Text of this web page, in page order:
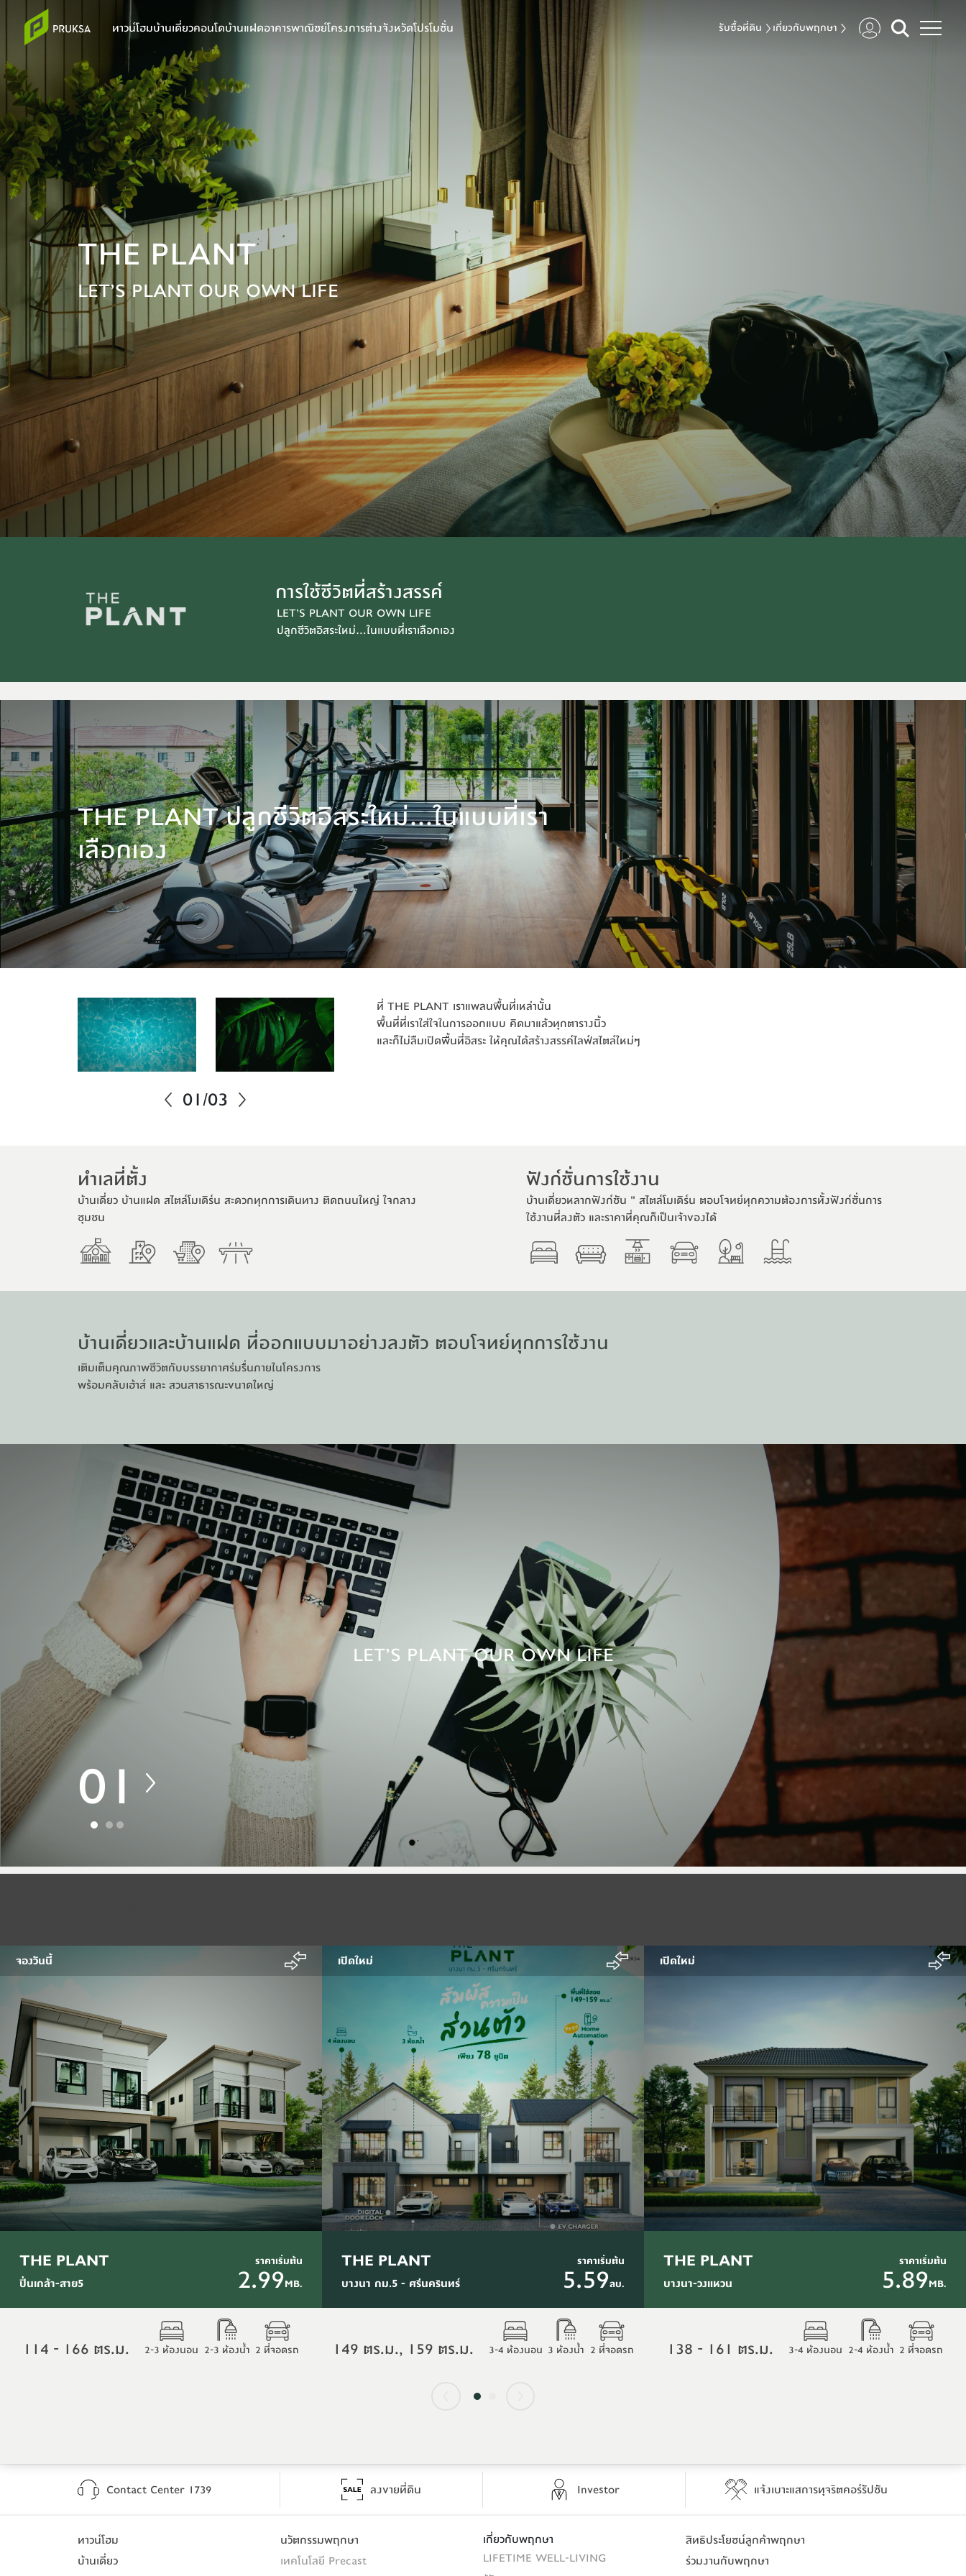
ทาวน์โฮมบ้านเดี่ยวคอนโดบ้านแฝดอาคารพาณิชย์โครงการต่างจังหวัดโปรโมชั่น รับซื้อที่ดิน เกี่ยวกับพฤกษา
THE PLANT
LET’S PLANT OUR OWN LIFE
การใช้ชีวิตที่สร้างสรรค์
LET’S PLANT OUR OWN LIFE
ปลูกชีวิตอิสระใหม่...ในแบบที่เราเลือกเอง
THE PLANT ปลูกชีวิตอิสระใหม่...ในแบบที่เรา
เลือกเอง
01/03
ที่ THE PLANT เราแพลนพื้นที่เหล่านั้น
พื้นที่ที่เราใส่ใจในการออกแบบ คิดมาแล้วทุกตารางนิ้ว
และก็ไม่ลืมเปิดพื้นที่อิสระ ให้คุณได้สร้างสรรค์ไลฟ์สไตล์ใหม่ๆ
ทําเลท่ีตั้ง
บ้านเดี่ยว บ้านแฝด สไตล์โมเดิร์น สะดวกทุกการเดินทาง ติดถนนใหญ่ ใจกลาง
ชุมชน
ฟังก์ชั่นการใช้งาน
บ้านเดี่ยวหลากฟังก์ชัน " สไตล์โมเดิร์น ตอบโจทย์ทุกความต้องการทั้งฟังก์ชั่นการ
ใช้งานที่ลงตัว และราคาที่คุณก็เป็นเจ้าของได้
LET’S PLANT OUR OWN LIFE
01
บ้านเดี่ยวและบ้านแฝด ที่ออกแบบมาอย่างลงตัว ตอบโจทย์ทุกการใช้งาน
เติมเต็มคุณภาพชีวิตกับบรรยากาศร่มรื่นภายในโครงการ
พร้อมคลับเฮ้าส์ และ สวนสาธารณะขนาดใหญ่
จองวันนี้
THE PLANT
ปิ่นเกล้า-สาย5
ราคาเริ่มต้น
2.99MB.
114 - 166 ตร.ม. 2-3 ห้องนอน 2-3 ห้องน้ำ 2 ที่จอดรถ
เปิดใหม่
THE PLANT
บางนา กม.5 - ศรีนครินทร์
ราคาเริ่มต้น
5.59ลบ.
149 ตร.ม., 159 ตร.ม. 3-4 ห้องนอน 3 ห้องน้ำ 2 ที่จอดรถ
เปิดใหม่
THE PLANT
บางนา-วงแหวน
ราคาเริ่มต้น
5.89MB.
138 - 161 ตร.ม. 3-4 ห้องนอน 2-4 ห้องน้ำ 2 ที่จอดรถ
Contact Center 1739 ลงขายที่ดิน Investor แจ้งเบาะแสการทุจริตคอร์รัปชัน
ทาวน์โฮม
บ้านเดี่ยว
นวัตกรรมพฤกษา
เทคโนโลยี Precast
เกี่ยวกับพฤกษา
LIFETIME WELL-LIVING
สิทธิประโยชน์​ลูกค้าพฤกษา
ร่วมงานกับพฤกษา